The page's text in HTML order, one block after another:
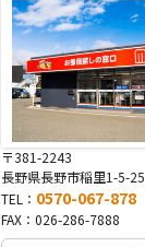
〒381-2243
長野県長野市稲里1-5-25
TEL： 0570-067-878
FAX：026-286-7888